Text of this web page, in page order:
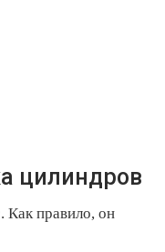
цилиндров
Как правило, он